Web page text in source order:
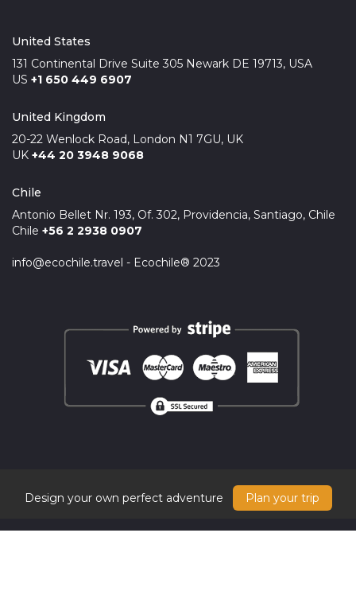
United States
131 Continental Drive Suite 305 Newark DE 19713, USA
US +1 650 449 6907
United Kingdom
20-22 Wenlock Road, London N1 7GU, UK
UK +44 20 3948 9068
Chile
Antonio Bellet Nr. 193, Of. 302, Providencia, Santiago, Chile
Chile +56 2 2938 0907
info@ecochile.travel - Ecochile® 2023
Design your own perfect adventure Plan your trip